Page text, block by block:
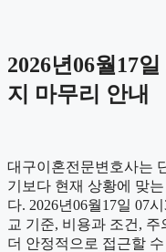
2026년06월17
지 마무리 안내
대구이혼전문변호사는
기보다 현재 상황에 맞
다. 2026년06월17일 07
교 기준, 비용과 조건,
더 안정적으로 접근할